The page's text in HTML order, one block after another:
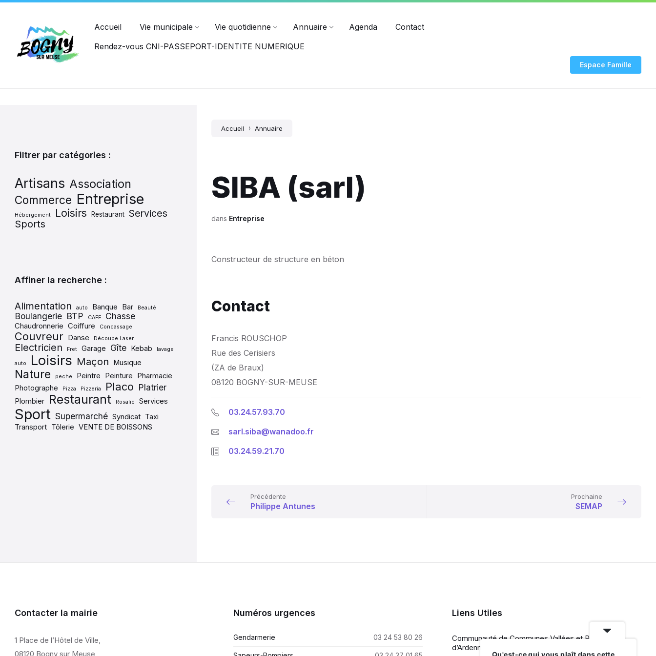
PASSEPORT
Accueil Vie municipale Vie quotidienne Annuaire Agenda
Contact
Rendez-vous CNI-PASSEPORT-IDENTITE NUMERIQUE
Espace Famille
Accueil Annuaire
SIBA (sarl)
dans Entreprise
Constructeur de structure en béton
Contact
Francis ROUSCHOP
Rue des Cerisiers
(ZA de Braux)
08120 BOGNY-SUR-MEUSE
03.24.57.93.70
sarl.siba@wanadoo.fr
03.24.59.21.70
Précédente
Philippe Antunes
Prochaine
SEMAP
Filtrer par catégories :
Artisans Association
Commerce Entreprise
Hébergement Loisirs Restaurant Services
Sports
Affiner la recherche :
Alimentation auto Banque Bar Beauté
Boulangerie BTP CAFE Chasse
Chaudronnerie Coiffure Concassage
Couvreur Danse Découpe Laser
Electricien Fret Garage Gîte Kebab lavage
auto Loisirs Maçon Musique
Nature peche Peintre Peinture
Pharmacie
Photographe
Pizza Pizzeria Placo Platrier
Plombier Restaurant Rosalie Services
Sport Supermarché Syndicat Taxi
Transport Tôlerie VENTE DE BOISSONS
Contacter la mairie
1 Place de l’Hôtel de Ville,
08120 Bogny sur Meuse
Numéros urgences
Gendarmerie 03 24 53 80 26
Liens Utiles
Communauté de Communes Vallées et Plateau
d’Ardenne
Qu'est-ce qui vous plaît dans cette